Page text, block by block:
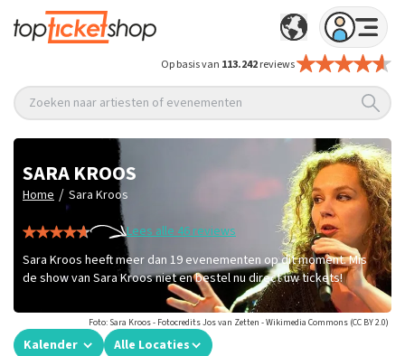
Op basis van 113.242reviews
Zoeken naar artiesten of evenementen
SARA KROOS
Home / Sara Kroos
Lees alle 46 reviews
Sara Kroos heeft meer dan 19 evenementen op dit moment. Mis
de show van Sara Kroos niet en bestel nu direct uw tickets!
Foto: Sara Kroos - Fotocredits Jos van Zetten - Wikimedia Commons (CC BY 2.0)
Kalender Alle Locaties